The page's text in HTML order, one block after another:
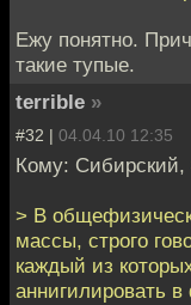
Ежу понятно.
такие тупые.
terrible »
#32 | 04.04.10 12:35
Кому: Сибирский,
> В
массы, строго
каждый из
аннигилировать